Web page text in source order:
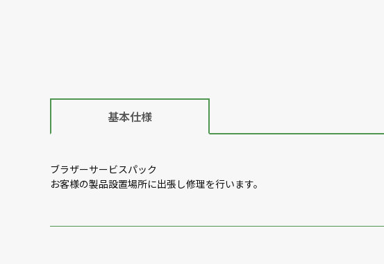
基本仕様
ブラザーサービスパック
お客様の製品設置場所に出張し修理を行います。